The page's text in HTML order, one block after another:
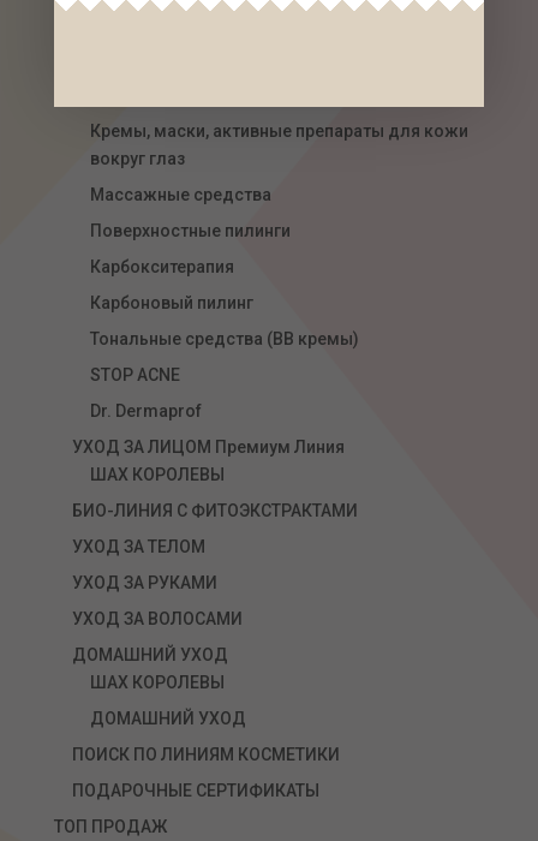
Кремы, маски, активные препараты для кожи
вокруг глаз
Массажные средства
Поверхностные пилинги
Карбокситерапия
Карбоновый пилинг
Тональные средства (ВВ кремы)
STOP ACNE
Dr. Dermaprof
УХОД ЗА ЛИЦОМ Премиум Линия
ШАХ КОРОЛЕВЫ
БИО-ЛИНИЯ С ФИТОЭКСТРАКТАМИ
УХОД ЗА ТЕЛОМ
УХОД ЗА РУКАМИ
УХОД ЗА ВОЛОСАМИ
ДОМАШНИЙ УХОД
ШАХ КОРОЛЕВЫ
ДОМАШНИЙ УХОД
ПОИСК ПО ЛИНИЯМ КОСМЕТИКИ
ПОДАРОЧНЫЕ СЕРТИФИКАТЫ
ТОП ПРОДАЖ